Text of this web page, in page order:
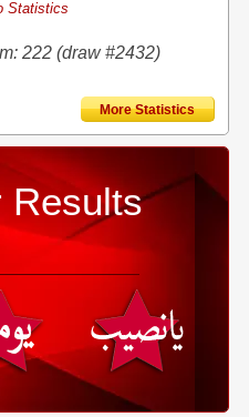
Statistics
222 (draw #2432)
More Statistics
Results